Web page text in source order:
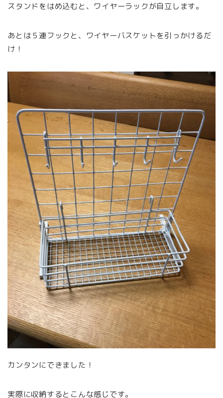
スタンドをはめ込むと、ワイヤーラックが自立します。
あとは５連フックと、ワイヤーバスケットを引っかけるだ
け！
カンタンにできました！
実際に収納するとこんな感じです。